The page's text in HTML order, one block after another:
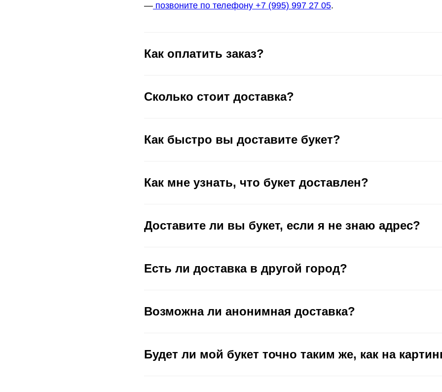
— позвоните по телефону +7 (995) 997 27 05.
Как оплатить заказ?
Сколько стоит доставка?
Как быстро вы доставите букет?
Как мне узнать, что букет доставлен?
Доставите ли вы букет, если я не знаю адрес?
Есть ли доставка в другой город?
Возможна ли анонимная доставка?
Будет ли мой букет точно таким же, как на